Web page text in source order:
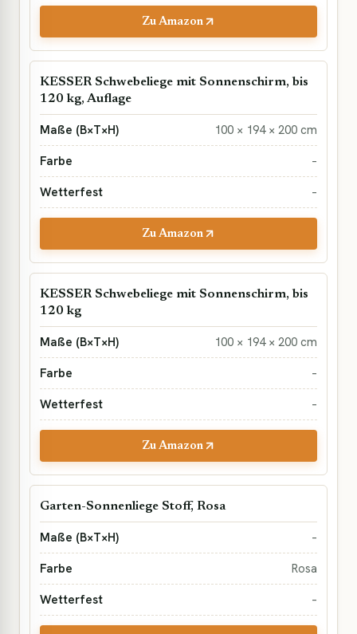
Zu Amazon
KESSER Schwebeliege mit Sonnenschirm, bis
120 kg, Auflage
100 × 194 × 200 cm
–
–
Zu Amazon
KESSER Schwebeliege mit Sonnenschirm, bis
120 kg
100 × 194 × 200 cm
–
–
Zu Amazon
Garten-Sonnenliege Stoff, Rosa
–
Rosa
–